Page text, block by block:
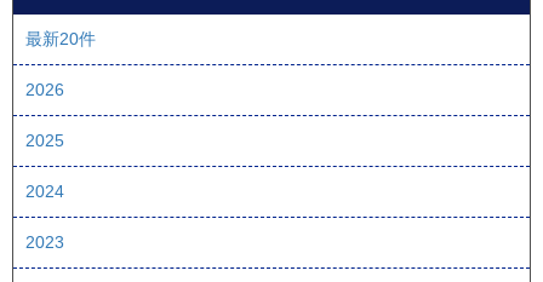
最新20件
2026
2025
2024
2023